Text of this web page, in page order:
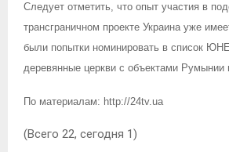
Следует отметить, что опыт участия в
трансграничном проекте Украина уже
были попытки номинировать в список
деревянные церкви с объектами Румынии
По материалам: http://24tv.ua
(Всего 22, сегодня 1)